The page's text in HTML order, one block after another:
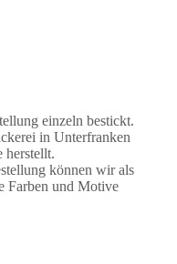
einzeln bestickt.
in Unterfranken
herstellt.
können wir als
Farben und Motive